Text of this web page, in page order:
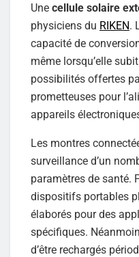
Une cellule solaire
physiciens du RIKEN.
capacité de
même lorsqu’elle
possibilités offertes
prometteuses pour
appareils
Les montres
surveillance d’un
paramètres de santé.
dispositifs portables
élaborés pour des
spécifiques.
d’être rechargés